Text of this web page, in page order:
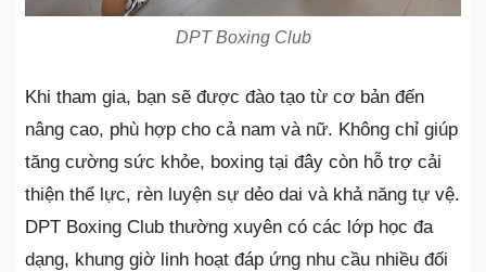
DPT Boxing Club
Khi tham gia, bạn sẽ được đào tạo từ cơ bản đến
nâng cao, phù hợp cho cả nam và nữ. Không chỉ giúp
tăng cường sức khỏe, boxing tại đây còn hỗ trợ cải
thiện thể lực, rèn luyện sự dẻo dai và khả năng tự vệ.
DPT Boxing Club thường xuyên có các lớp học đa
dạng, khung giờ linh hoạt đáp ứng nhu cầu nhiều đối